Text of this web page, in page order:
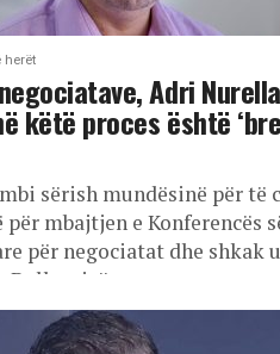
herët
Adri
këtë proces është
sërish mundësinë për të
për mbajtjen e Konferencës
për negociatat dhe shkak